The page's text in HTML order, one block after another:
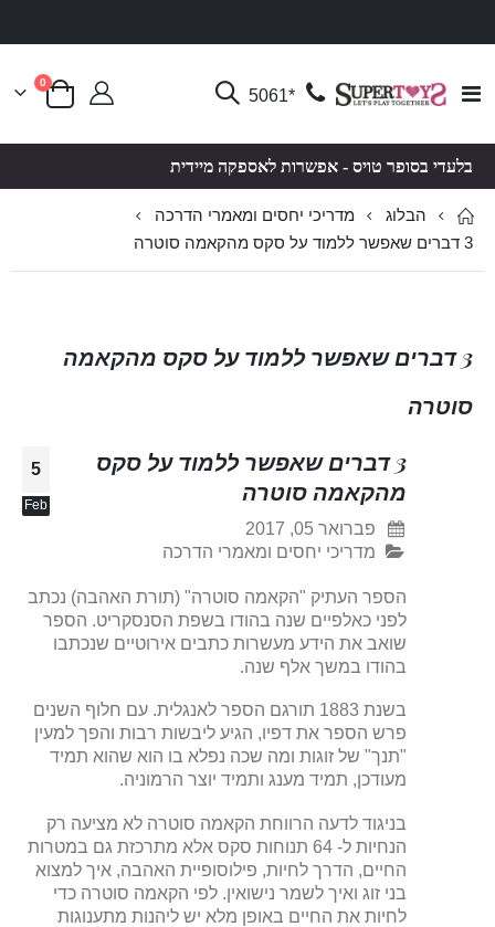
Toggle
*5061 סל קניות
0פריטים
בלעדי בסופר טויס - אפשרות לאספקה מיידית
הבלוג
מדריכי יחסים ומאמרי הדרכה
3 דברים שאפשר ללמוד על סקס מהקאמה סוטרה
3 דברים שאפשר ללמוד על סקס מהקאמה
סוטרה
5
Feb
3 דברים שאפשר ללמוד על סקס
מהקאמה סוטרה
פברואר 05, 2017
מדריכי יחסים ומאמרי הדרכה
הספר העתיק "הקאמה סוטרה" (תורת האהבה) נכתב
לפני כאלפיים שנה בהודו בשפת הסנסקריט. הספר
שואב את הידע מעשרות כתבים אירוטיים שנכתבו
בהודו במשך אלף שנה.
בשנת 1883 תורגם הספר לאנגלית. עם חלוף השנים
פרש הספר את דפיו, הגיע ליבשות רבות והפך למעין
"תנך" של זוגות ומה שכה נפלא בו הוא שהוא תמיד
מעודכן, תמיד מענג ותמיד יוצר הרמוניה.
בניגוד לדעה הרווחת הקאמה סוטרה לא מציעה רק
הנחיות ל- 64 תנוחות סקס אלא מתרכזת גם במטרות
החיים, הדרך לחיות, פילוסופיית האהבה, איך למצוא
בני זוג ואיך לשמר נישואין. לפי הקאמה סוטרה כדי
לחיות את החיים באופן מלא יש ליהנות מתענוגות